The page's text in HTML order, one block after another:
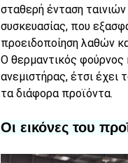
σταθερή ένταση
συσκευασίας, που
προειδοποίηση λαθών
Ο θερμαντικός φούρνος
ανεμιστήρας, έτσι έχει
τα διάφορα προϊόντα.
Οι εικόνες του